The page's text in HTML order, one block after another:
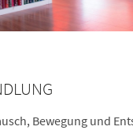
Bewegung und